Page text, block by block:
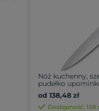
Nóż kuchenny,
pudełko
od 138,48 zł
Dostępność: 158